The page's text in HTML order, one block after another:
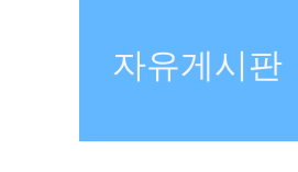
자유게시판